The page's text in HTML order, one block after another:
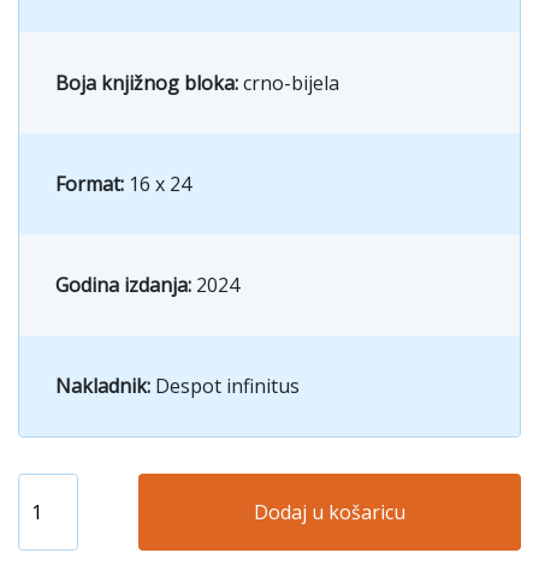
Boja knjižnog bloka:crno-bijela
Format: 16 x 24
Godina izdanja: 2024
Nakladnik: Despot infinitus
Dodaj u košaricu